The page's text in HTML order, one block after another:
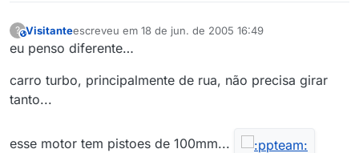
?This user is from outside of this forum
Visitanteescreveu em 18 de jun. de 2005 16:49
última edição por
eu penso diferente…
carro turbo, principalmente de rua, não precisa girar
tanto...
esse motor tem pistoes de 100mm...